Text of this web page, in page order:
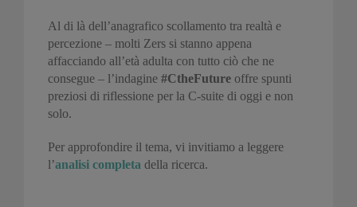
Al di là dell’anagrafico scollamento tra realtà e
percezione – molti Zers si stanno appena
affacciando all’età adulta con tutto ciò che ne
consegue – l’indagine #CtheFuture offre spunti
preziosi di riflessione per la C-suite di oggi e non
solo.
Per approfondire il tema, vi invitiamo a leggere
l’analisi completa della ricerca.